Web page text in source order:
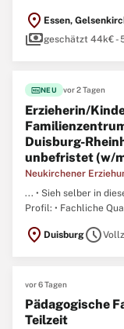
Vorab 1 Jahr mit
location_on Essen,
paymentsgeschätzt 44k€ -
fiber_newNEU vor 2 Tagen
Erzieherin/
Duisburg-
unbefristet (w/
Neukirchener
... • Sieh selber in
Profil: • Fachliche
vergleichbare
location_on Duisburgschedule
vor 6 Tagen
Pädagogische
Teilzeit